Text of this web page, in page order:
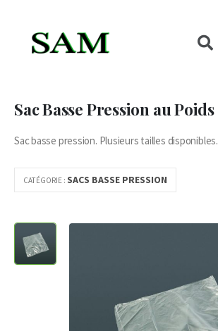
Sac Basse Pression au Poids
Sac basse pression. Plusieurs tailles disponibles.
CATÉGORIE : SACS BASSE PRESSION